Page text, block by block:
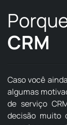
CRM
Caso você
algumas
de serviço
decisão muito